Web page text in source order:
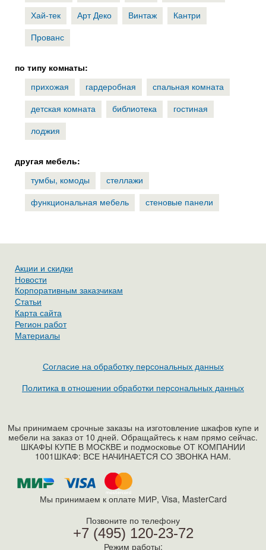
Хай-тек
Арт Деко Винтаж
Кантри
Прованс
по типу комнаты:
прихожая
гардеробная
спальная комната
детская комната
библиотека
гостиная
лоджия
другая мебель:
тумбы, комоды
стеллажи
функциональная мебель
стеновые панели
Акции и скидки
Новости
Корпоративным заказчикам
Статьи
Карта сайта
Регион работ
Материалы
Согласие на обработку персональных данных
Политика в отношении обработки персональных данных
Мы принимаем срочные заказы на изготовление шкафов купе и
мебели на заказ от 10 дней. Обращайтесь к нам прямо сейчас.
ШКАФЫ КУПЕ В МОСКВЕ и подмосковье ОТ КОМПАНИИ
1001ШКАФ: ВСЕ НАЧИНАЕТСЯ СО ЗВОНКА НАМ.
Мы принимаем к оплате МИР, Visa, MasterСard
Позвоните по телефону
+7 (495) 120-23-72
Режим работы: